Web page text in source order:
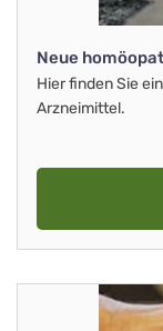
Neue
Hier finden Sie
Arzneimittel.